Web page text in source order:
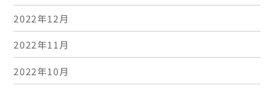
2022年12月
2022年11月
2022年10月